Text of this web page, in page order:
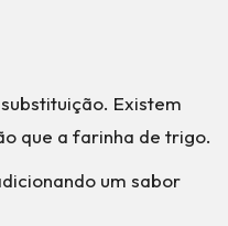
Existem
que a farinha de trigo.
um sabor